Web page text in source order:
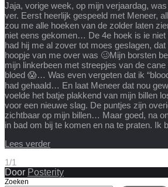
Jaja, vorige week, op mijn verjaardag,
ver. Eerst heerlijk gespeeld met Meneer,
zou me alle hoeken van de zolder laten
niet eens gekomen… De 4e hoek is ie niet
had hij me al zover tot moes geslagen,
hoopje van me over was 🥴Mijn borsten
mijn linkerbeen met streepjes van de
bloed 😱… Was even vergeten dat ik
had gehaald… En laat Meneer dat nou
voelde het batje plakkend van mijn billen
voor een nieuwe slag. De puntjes zijn
zichtbaar op mijn billen… Maar goed, na
in bad om bij te komen en na te praten. Ik
Lees verder
1/1
Door Posterity
Zoeken